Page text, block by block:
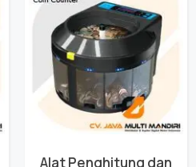
Alat Penghitung dan